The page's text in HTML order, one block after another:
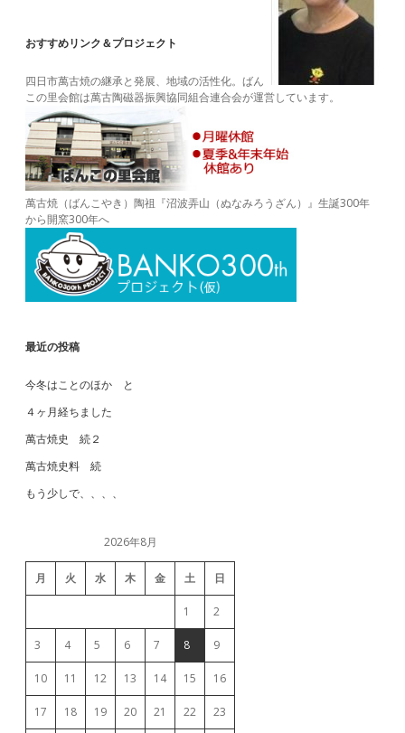
おすすめリンク＆プロジェクト
四日市萬古焼の継承と発展、地域の活性化。ばん
この里会館は萬古陶磁器振興協同組合連合会が運営しています。
萬古焼（ばんこやき）陶祖『沼波弄山（ぬなみろうざん）』生誕300年
から開窯300年へ
最近の投稿
今冬はことのほか と
４ヶ月経ちました
萬古焼史 続２
萬古焼史料 続
もう少しで、、、、
2026年8月
月 火 水 木 金 土 日
1 2
3 4 5 6 7 8 9
10 11 12 13 14 15 16
17 18 19 20 21 22 23